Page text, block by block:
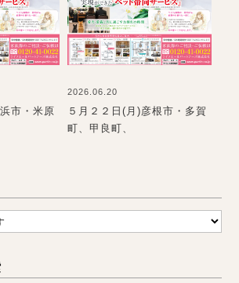
市・米原
2026.06.20
５月２２日(月)彦根市・多賀
町、甲良町、